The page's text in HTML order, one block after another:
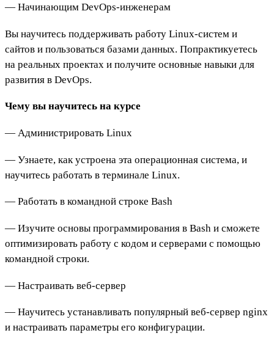
— Начинающим DevOps-инженерам
Вы научитесь поддерживать работу Linux-систем и
сайтов и пользоваться базами данных. Попрактикуетесь
на реальных проектах и получите основные навыки для
развития в DevOps.
Чему вы научитесь на курсе
— Администрировать Linux
— Узнаете, как устроена эта операционная система, и
научитесь работать в терминале Linux.
— Работать в командной строке Bash
— Изучите основы программирования в Bash и сможете
оптимизировать работу с кодом и серверами с помощью
командной строки.
— Настраивать веб-сервер
— Научитесь устанавливать популярный веб-сервер nginx
и настраивать параметры его конфигурации.